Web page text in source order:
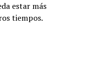
estar más
tiempos.